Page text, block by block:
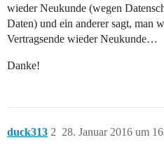
wieder Neukunde (wegen
Daten) und ein anderer sagt, man
Vertragsende wieder Neukunde…
Danke!
duck313 28. Januar 2016 um
2